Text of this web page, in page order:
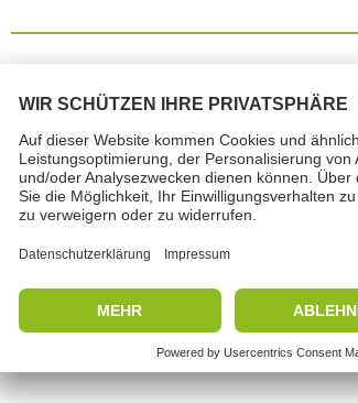
Parola chiave: Pericolo
Composizione: Detergenti, regolamento